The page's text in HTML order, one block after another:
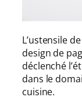
L’ustensile
design de
déclenché
dans le
cuisine.